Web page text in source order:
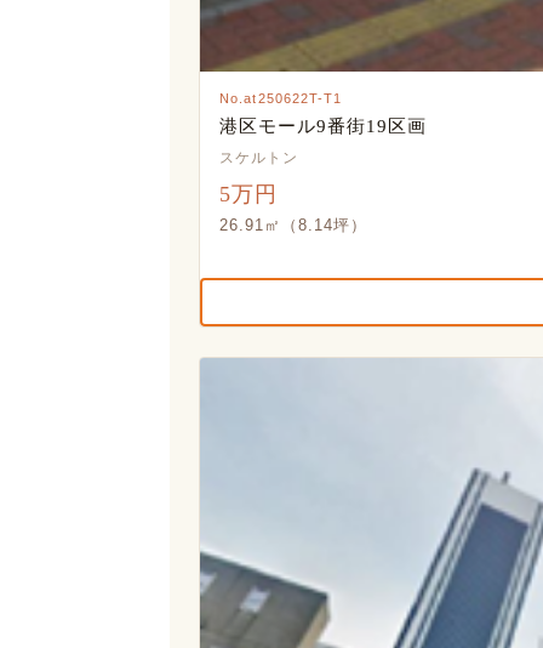
No.at250622T-T1
港区モール9番街19区画
スケルトン
5万円
26.91㎡（8.14坪）